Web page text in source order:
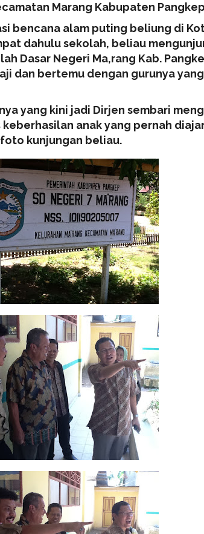
Marang Kabupaten
bencana alam puting beliung di
dahulu sekolah, beliau
Dasar Negeri Ma,rang Kab.
dan bertemu dengan gurunya
yang kini jadi Dirjen sembari
anak yang pernah
kunjungan beliau.